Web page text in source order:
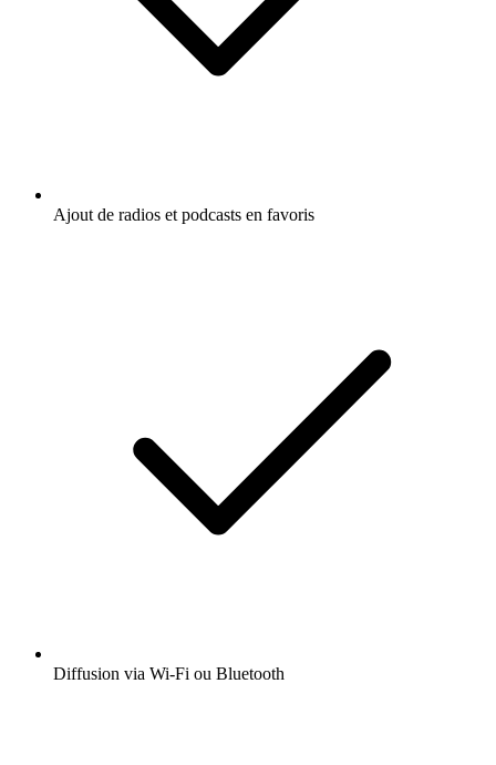
Ajout de radios et podcasts en favoris
Diffusion via Wi-Fi ou Bluetooth